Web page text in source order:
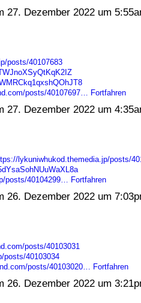
27. Dezember 2022 um
posts/40107683
posts/40107697… Fortfahren
27. Dezember 2022 um
lykuniwhukod.themedia.jp/posts/
posts/40104299… Fortfahren
26. Dezember 2022 um
posts/40103031
posts/40103034
posts/40103020… Fortfahren
26. Dezember 2022 um